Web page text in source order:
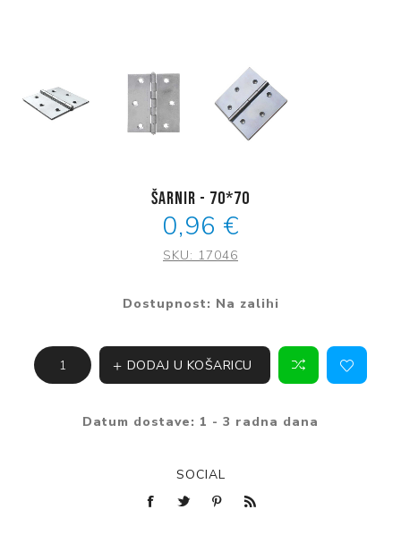
Šarnir - 70*70
0,96 €
SKU: 17046
Dostupnost: Na zalihi
DODAJ U KOŠARICU
Datum dostave: 1 - 3 radna dana
SOCIAL